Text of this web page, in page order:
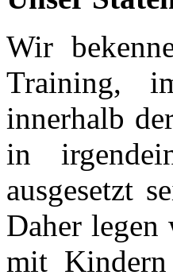
Wir
Training,
innerhalb
in
ausgesetzt
Daher legen
mit